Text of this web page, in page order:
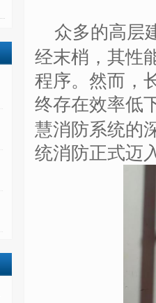
众多的高层
经末梢，其性
程序。然而，
终存在效率低
慧消防系统的
统消防正式迈